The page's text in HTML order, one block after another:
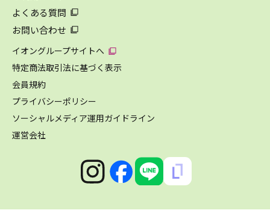
よくある質問
お問い合わせ
イオングループサイトへ
特定商法取引法に基づく表示
会員規約
プライバシーポリシー
ソーシャルメディア運用ガイドライン
運営会社